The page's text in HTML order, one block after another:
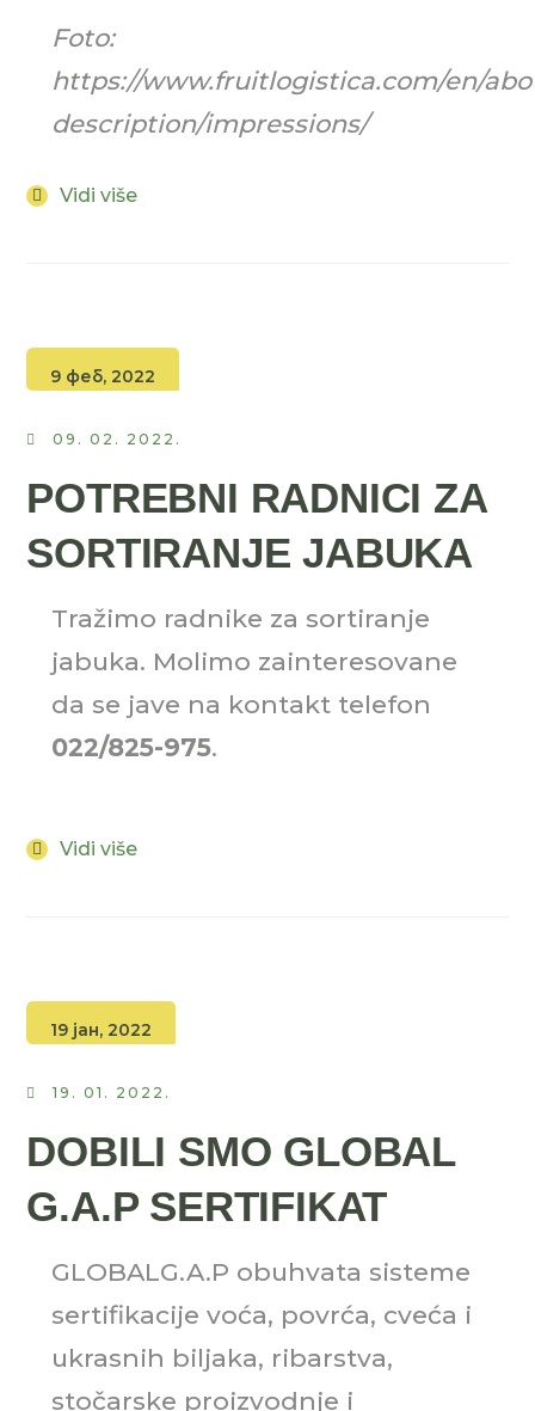
Foto:
https://www.fruitlogistica.com/en/
description/impressions/
Vidi više
9 феб, 2022
09. 02. 2022.
POTREBNI RADNICI ZA
SORTIRANJE JABUKA
Tražimo radnike za sortiranje
jabuka. Molimo zainteresovane
da se jave na kontakt telefon
022/825-975.
Vidi više
19 јан, 2022
19. 01. 2022.
DOBILI SMO GLOBAL
G.A.P SERTIFIKAT
GLOBALG.A.P obuhvata sisteme
sertifikacije voća, povrća, cveća i
ukrasnih biljaka, ribarstva,
stočarske proizvodnje i